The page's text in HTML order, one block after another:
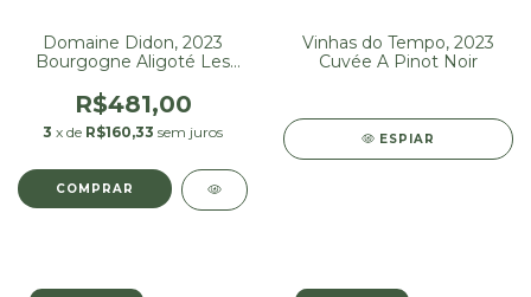
Domaine Didon, 2023
Bourgogne Aligoté Les
R$481,00
3 x de R$160,33 sem juros
Vinhas do Tempo, 2023
Cuvée A Pinot Noir
ESPIAR